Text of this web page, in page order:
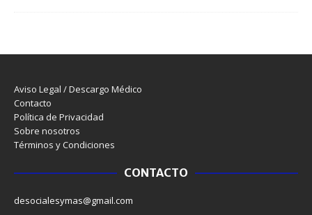
Aviso Legal / Descargo Médico
Contacto
Política de Privacidad
Sobre nosotros
Términos y Condiciones
CONTACTO
desocialesymas@gmail.com